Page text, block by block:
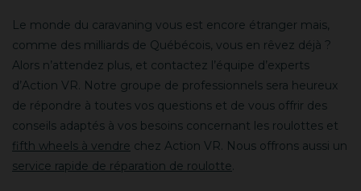
Le monde du caravaning vous est encore étranger mais,
comme des milliards de Québécois, vous en rêvez déjà ?
Alors n’attendez plus, et contactez l’équipe d’experts
d’Action VR. Notre groupe de professionnels sera heureux
de répondre à toutes vos questions et de vous offrir des
conseils adaptés à vos besoins concernant les roulottes et
fifth wheels à vendre chez Action VR. Nous offrons aussi un
service rapide de réparation de roulotte.